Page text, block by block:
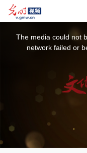
The media could not
network failed or